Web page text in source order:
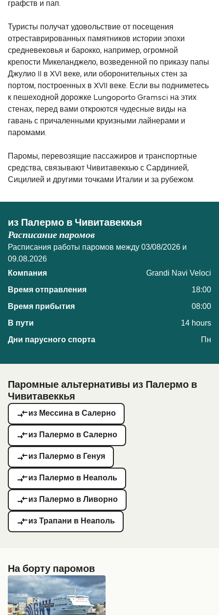
графств и пап.
Туристы получат удовольствие от посещения
отреставрированных памятников истории эпохи
средневековья и барокко, например, огромной
крепости Микеланджело, возведенной по приказу папы
Джулио II в XVI веке, или оборонительных стен за
портом, построенных в XVII веке. Если вы подниметесь
к пешеходной дорожке Lungoporto Gramsci на этих
стенах, перед вами откроются чудесные виды на
гавань с причаленными круизными лайнерами и
паромами.
Паромы, перевозящие пассажиров и транспортные
средства, связывают Чивитавеккью с Сардинией,
Сицилией и другими точками Италии и за рубежом.
из Палермо в Чивитавеккья
Расписание паромов
Расписания работы паромов между 03/08/2026 и
09.08.2026
Grandi Navi Veloci
18:00
08:00
14 hours
Пн
Паромные альтернативы из Палермо в
Чивитавеккья
из Мессина в Салерно
из Палермо в Салерно
из Палермо в Генуя
из Палермо в Неаполь
из Палермо в Ливорно
из Трапани в Неаполь
На борту паромов